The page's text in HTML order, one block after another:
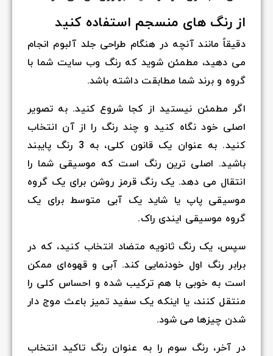
از رنگ های منسجم استفاده کنید
دقیقاً مانند آنچه در هنگام طراحی جلد آلبوم انجام
می دهید، مطمئن شوید که رنگ وب سایت شما با
گروه و برند شما مطابقت داشته باشد.
اگر مطمئن نیستید از کجا شروع کنید. به تصویر
اصلی خود نگاه کنید و چند رنگ را از آن انتخاب
کنید. به عنوان یک قانون کلی، به 3 رنگ پایبند
باشید. اصلی ترین رنگ است که موسیقی شما را
انتقال می دهد. یک رنگ قرمز روشن برای یک گروه
موسیقی پاپ یا شاید یک آبی متوسط برای یک
گروه موسیقی ایندی راک.
سپس، یک رنگ ثانویه متضاد انتخاب کنید، که در
برابر رنگ اول خودنمایی کند. آبی و قهوه‌ای ممکن
است به خوبی با هم ترکیب شده و احساس کلی را
منتقل کنند، یا اینکه یک سفید تمیز باعث موج دار
شدن چیزها می شود.
در آخر، رنگ سوم را به عنوان رنگ تاکید انتخاب